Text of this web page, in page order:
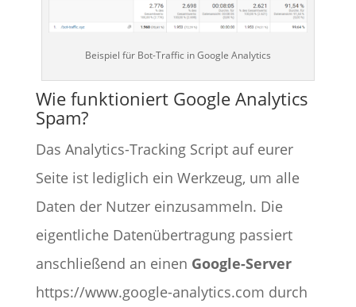
Beispiel für Bot-Traffic in Google Analytics
Wie funktioniert Google Analytics
Spam?
Das Analytics-Tracking Script auf eurer
Seite ist lediglich ein Werkzeug, um alle
Daten der Nutzer einzusammeln. Die
eigentliche Datenübertragung passiert
anschließend an einen Google-Server
https://www.google-analytics.com durch